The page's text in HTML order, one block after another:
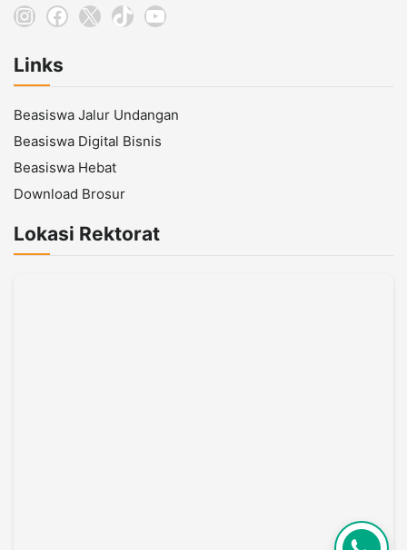
Instagram
Facebook
X TikTokYouTube
Links
Beasiswa Jalur Undangan
Beasiswa Digital Bisnis
Beasiswa Hebat
Download Brosur
Lokasi Rektorat